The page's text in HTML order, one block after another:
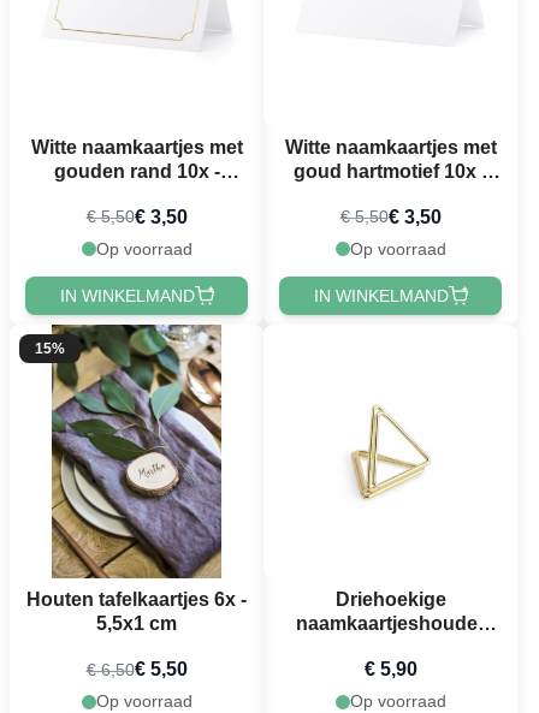
Witte naamkaartjes met
gouden rand 10x -
€ 5,50€ 3,50
Op voorraad
IN WINKELMAND
Witte naamkaartjes met
goud hartmotief 10x -
€ 5,50€ 3,50
Op voorraad
IN WINKELMAND
15%
Houten tafelkaartjes 6x -
5,5x1 cm
€ 6,50€ 5,50
Op voorraad
Driehoekige
naamkaartjeshouder
€ 5,90
Op voorraad